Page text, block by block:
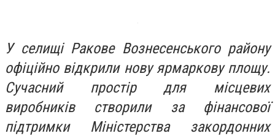
У селищі Ракове Вознесенського району
офіційно відкрили нову ярмаркову площу.
Сучасний простір для місцевих
виробників створили за фінансової
підтримки Міністерства закордонних